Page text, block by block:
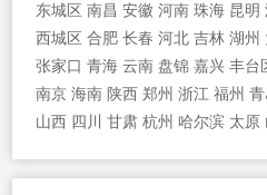
东城区 南昌 安徽 河南 珠海 昆明
西城区 合肥 长春 河北 吉林 湖州
张家口 青海 云南 盘锦 嘉兴 丰台
南京 海南 陕西 郑州 浙江 福州 青
山西 四川 甘肃 杭州 哈尔滨 太原